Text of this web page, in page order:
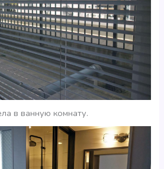
в ванную комнату.